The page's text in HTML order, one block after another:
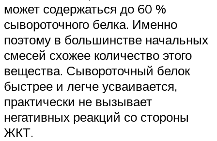
может содержаться до 60 %
сывороточного белка. Именно
поэтому в большинстве начальных
смесей схожее количество этого
вещества. Сывороточный белок
быстрее и легче усваивается,
практически не вызывает
негативных реакций со стороны
ЖКТ.